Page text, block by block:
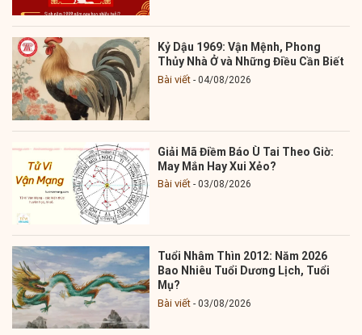
Kỷ Dậu 1969: Vận Mệnh, Phong
Thủy Nhà Ở và Những Điều Cần Biết
Bài viết 04/08/2026
Giải Mã Điềm Báo Ù Tai Theo Giờ:
May Mắn Hay Xui Xẻo?
Bài viết 03/08/2026
Tuổi Nhâm Thìn 2012: Năm 2026
Bao Nhiêu Tuổi Dương Lịch, Tuổi
Mụ?
Bài viết 03/08/2026